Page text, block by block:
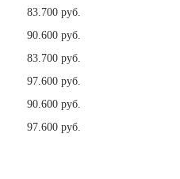
83.700 руб.
90.600 руб.
83.700 руб.
97.600 руб.
90.600 руб.
97.600 руб.